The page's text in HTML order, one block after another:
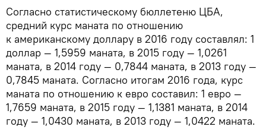
Согласно статистическому бюллетеню ЦБА,
средний курс маната по отношению
к американскому доллару в 2016 году составлял: 1
доллар — 1,5959 маната, в 2015 году — 1,0261
маната, в 2014 году — 0,7844 маната, в 2013 году —
0,7845 маната. Согласно итогам 2016 года, курс
маната по отношению к евро составил: 1 евро —
1,7659 маната, в 2015 году — 1,1381 маната, в 2014
году — 1,0430 маната, в 2013 году — 1,0422 маната.